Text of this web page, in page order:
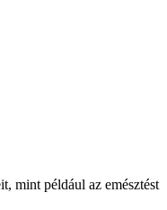
mint például az emésztést